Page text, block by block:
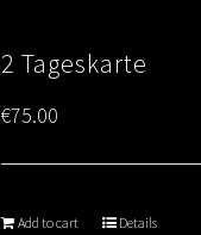
2 Tageskarte
€75.00
Add to cart Details